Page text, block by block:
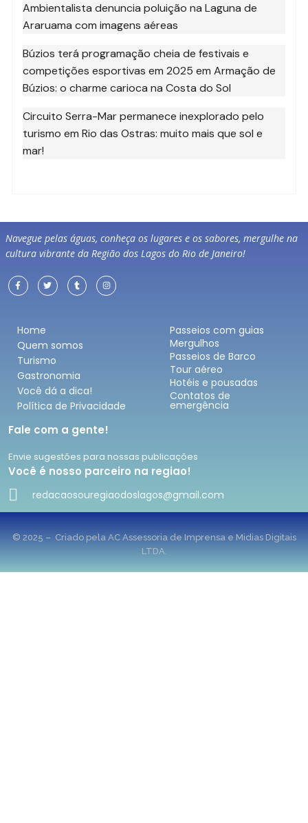
Ambientalista denuncia poluição na Laguna de
Araruama com imagens aéreas
Búzios terá programação cheia de festivais e
competições esportivas em 2025 emArmação de
Búzios: o charme carioca na Costa do Sol
Circuito Serra-Mar permanece inexplorado pelo
turismo emRio das Ostras: muito mais que sol e
mar!
Navegue pelas águas, conheça os lugares e os sabores, mergulhe na
cultura vibrante da Região dos Lagos do Rio de Janeiro!
Home
Quem somos
Turismo
Gastronomia
Você dá a dica!
Política de Privacidade
Passeios com guias
Mergulhos
Passeios de Barco
Tour aéreo
Hotéis e pousadas
Contatos de
emergência
Fale com a gente!
Envie sugestões para nossas publicações
Você é nosso parceiro na regiao!
redacaosouregiaodoslagos@gmail.com
© 2025 – Criado pela AC Assessoria de Imprensa e Midias Digitais
LTDA.